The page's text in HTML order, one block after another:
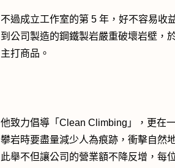
不過成立工作室的第 5 年，好不容易收
到公司製造的鋼鐵製岩嚴重破壞岩壁，
主打商品。
他致力倡導「Clean Climbing」，更在
攀岩時要盡量減少人為痕跡，衝擊自然
此舉不但讓公司的營業額不降反增，每